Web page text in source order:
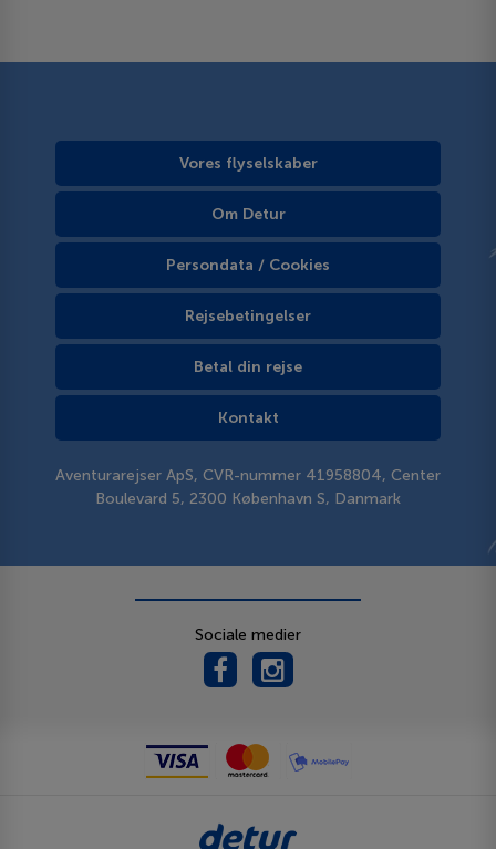
Vores flyselskaber
Om Detur
Persondata / Cookies
Rejsebetingelser
Betal din rejse
Kontakt
Aventurarejser ApS, CVR-nummer 41958804, Center
Boulevard 5, 2300 København S, Danmark
Sociale medier